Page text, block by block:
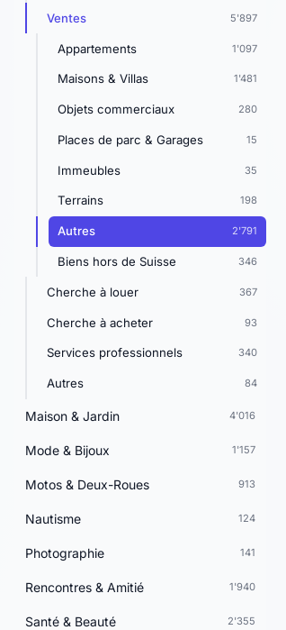
Ventes 5'897
Appartements 1'097
Maisons & Villas 1'481
Objets commerciaux 280
Places de parc & Garages 15
Immeubles 35
Terrains 198
Autres 2'791
Biens hors de Suisse 346
Cherche à louer 367
Cherche à acheter 93
Services professionnels 340
Autres 84
Maison & Jardin 4'016
Mode & Bijoux 1'157
Motos & Deux-Roues 913
Nautisme 124
Photographie 141
Rencontres & Amitié 1'940
Santé & Beauté 2'355